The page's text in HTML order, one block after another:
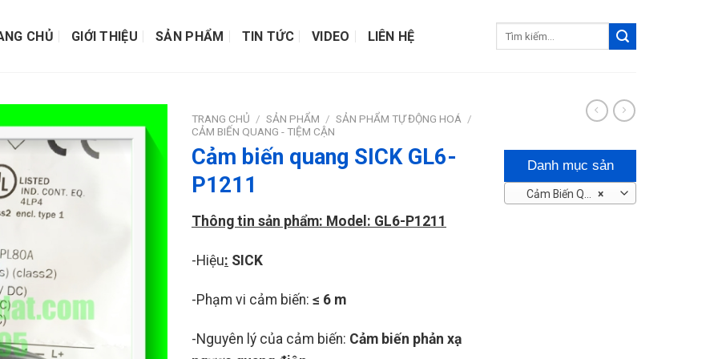
CHỦ GIỚI THIỆU SẢN PHẨM TIN TỨC VIDEO LIÊN HỆ
TRANG CHỦ / SẢN PHẨM / SẢN PHẨM TỰ ĐỘNG HOÁ /
CẢM BIẾN QUANG - TIỆM CẬN
Cảm biến quang SICK GL6-
P1211
Thông tin sản phẩm: Model: GL6-P1211
-Hiệu: SICK
-Phạm vi cảm biến: ≤ 6 m
-Nguyên lý của cảm biến: Cảm biến phản xạ
Danh mục sản
phẩm ×
Cảm Biến Quang – Tiệm Cận